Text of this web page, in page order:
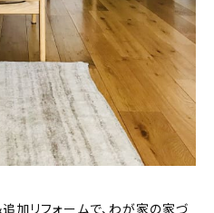
追加リフォームで、わが家の家づ